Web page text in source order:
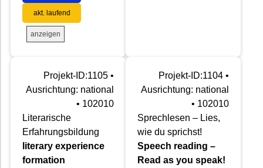
akt. laufend
anzeigen
Projekt-ID:1105 •
Ausrichtung: national
• 102010
Literarische
Erfahrungsbildung
literary experience
formation
Projekt-ID:1104 •
Ausrichtung: national
• 102010
Sprechlesen – Lies,
wie du sprichst!
Speech reading –
Read as you speak!